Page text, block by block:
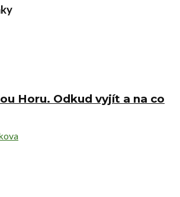
Horu. Odkud vyjít a na co